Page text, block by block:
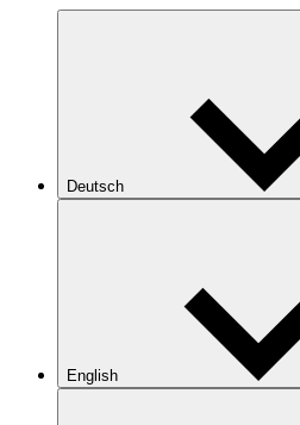
Deutsch
English